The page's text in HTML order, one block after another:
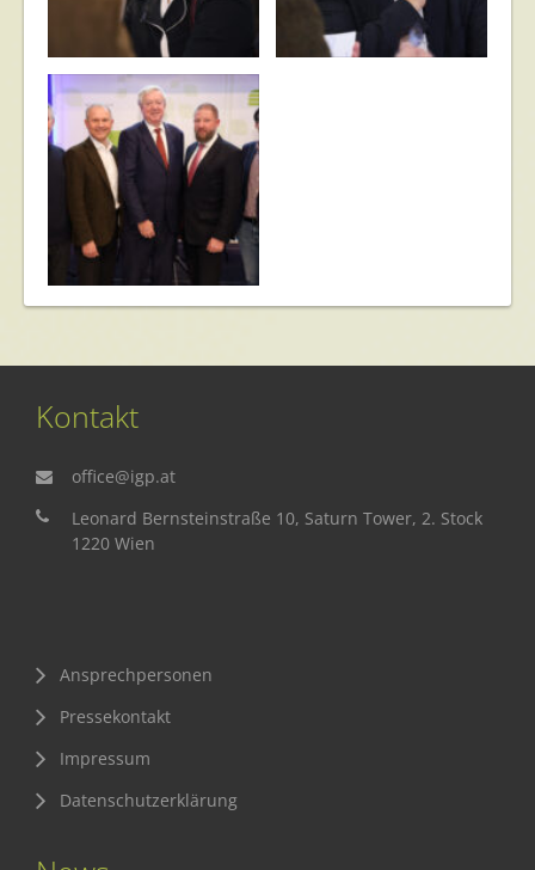
© Katharina Schiffl © Katharina Schiffl
© Katharina Schiffl
© Katharina Schiffl
Kontakt
office@igp.at
Leonard Bernsteinstraße 10, Saturn Tower, 2. Stock
1220 Wien
Ansprechpersonen
Pressekontakt
Impressum
Datenschutzerklärung